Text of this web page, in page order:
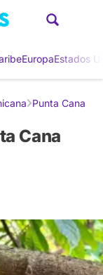
EuropaEstados
Punta Cana
Cana